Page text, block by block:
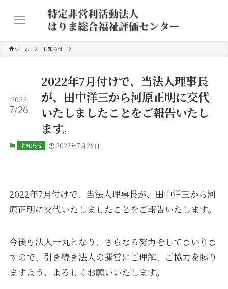
ホーム お知らせ
2022年7月付けで、当法人理事長
が、田中洋三から河原正明に交代
いたしましたことをご報告いたし
ます。
2022
7/26
お知らせ 2022年7月26日
2022年7月付けで、当法人理事長が、田中洋三から河
原正明に交代いたしましたことをご報告いたします。
今後も法人一丸となり、さらなる努力をしてまいりま
すので、引き続き法人の運営にご理解、ご協力を賜り
ますよう、よろしくお願いいたします。